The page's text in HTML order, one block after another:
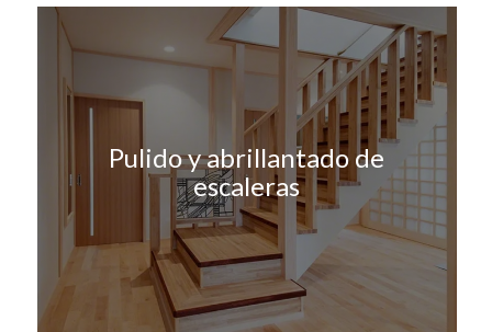
Pulido y abrillantado de
escaleras